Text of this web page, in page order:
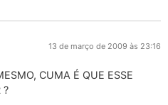
13 de março de 2009 às 23:16
CUMA É QUE ESSE
?